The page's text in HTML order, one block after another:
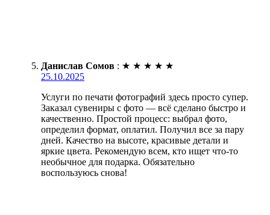
Данислав Сомов : ★ ★ ★ ★ ★
25.10.2025
Услуги по печати фотографий здесь просто супер.
Заказал сувениры с фото — всё сделано быстро и
качественно. Простой процесс: выбрал фото,
определил формат, оплатил. Получил все за пару
дней. Качество на высоте, красивые детали и
яркие цвета. Рекомендую всем, кто ищет что-то
необычное для подарка. Обязательно
воспользуюсь снова!